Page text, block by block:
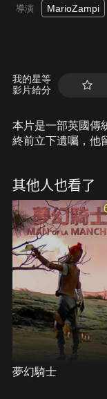
導演 MarioZampi
我的星等
影片給分
本片是一部英國傳
終前立下遺囑，他
產，繼承人竭力去
設法完成任務。
其他人也看了
夢幻騎士